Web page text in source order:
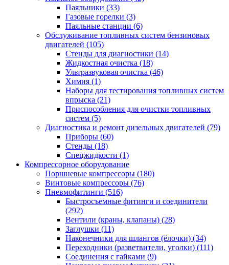
Паяльники (33)
Газовые горелки (3)
Паяльные станции (6)
Обслуживание топливных систем бензиновых
двигателей (105)
Стенды для диагностики (14)
Жидкостная очистка (18)
Ультразвуковая очистка (46)
Химия (1)
Наборы для тестирования топливных систем
впрыска (21)
Приспособления для очистки топливных
систем (5)
Диагностика и ремонт дизельных двигателей (79)
Приборы (60)
Стенды (18)
Спецжидкости (1)
Компрессорное оборудование
Поршневые компрессоры (180)
Винтовые компрессоры (76)
Пневмофитинги (516)
Быстросъемные фитинги и соединители
(292)
Вентили (краны, клапаны) (28)
Заглушки (11)
Наконечники для шлангов (ёлочки) (34)
Переходники (разветвители, уголки) (111)
Соединения с гайками (9)